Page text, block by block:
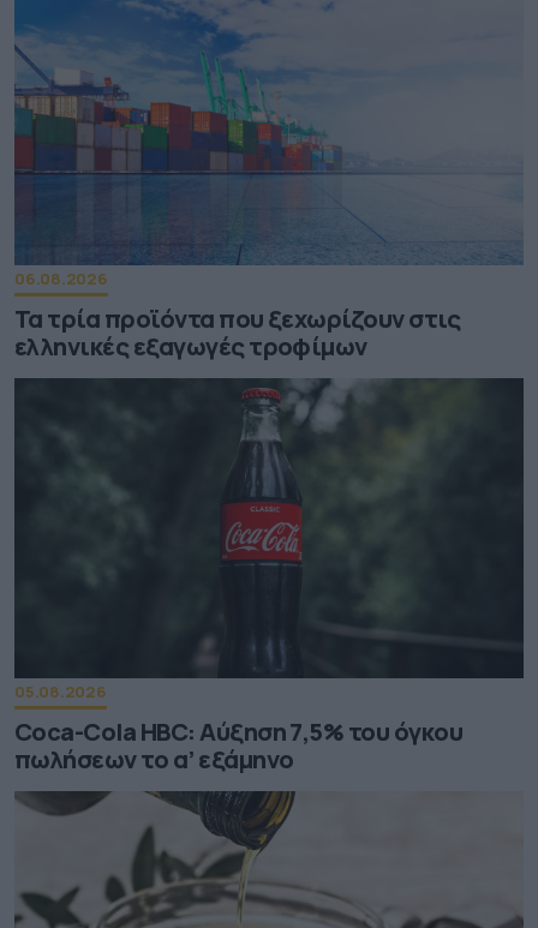
06.08.2026
Τα τρία προϊόντα που ξεχωρίζουν στις
ελληνικές εξαγωγές τροφίμων
05.08.2026
Coca-Cola HBC: Aύξηση 7,5% του όγκου
πωλήσεων το α’ εξάμηνο